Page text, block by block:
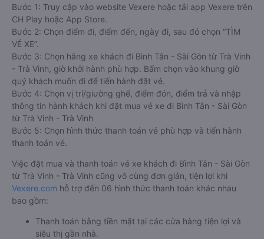
Bước 1: Truy cập vào website Vexere hoặc tải app Vexere trên
CH Play hoặc App Store.
Bước 2: Chọn điểm đi, điểm đến, ngày đi, sau đó chọn “TÌM
VÉ XE”.
Bước 3: Chọn hãng xe khách đi Bình Tân - Sài Gòn từ Trà Vinh
- Trà Vinh, giờ khởi hành phù hợp. Bấm chọn vào khung giờ
quý khách muốn đi để tiến hành đặt vé.
Bước 4: Chọn vị trí/giường ghế, điểm đón, điểm trả và nhập
thông tin hành khách khi đặt mua vé xe đi Bình Tân - Sài Gòn
từ Trà Vinh - Trà Vinh
Bước 5: Chọn hình thức thanh toán vé phù hợp và tiến hành
thanh toán vé.
Việc đặt mua và thanh toán vé xe khách đi Bình Tân - Sài Gòn
từ Trà Vinh - Trà Vinh cũng vô cùng đơn giản, tiện lợi khi
Vexere.com hỗ trợ đến 06 hình thức thanh toán khác nhau
bao gồm:
Thanh toán bằng tiền mặt tại các cửa hàng tiện lợi và
siêu thị gần nhà.